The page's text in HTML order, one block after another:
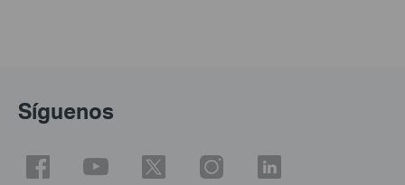
Síguenos